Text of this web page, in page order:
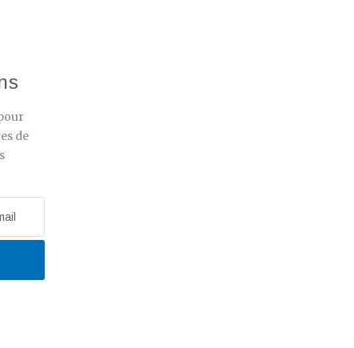
de